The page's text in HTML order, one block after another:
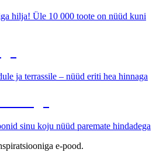
hilja! Üle 10 000 toote on nüüd kuni
ja terrassile – nüüd eriti hea hinnaga
sinu koju nüüd paremate hindadega
e-pood.